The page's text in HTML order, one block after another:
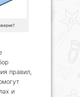
правил,
и